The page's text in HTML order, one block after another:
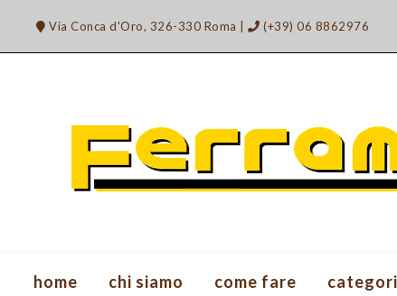
contenuto
Via Conca d'Oro, 326-330 Roma (+39) 06 8862976
home chi siamo come fare